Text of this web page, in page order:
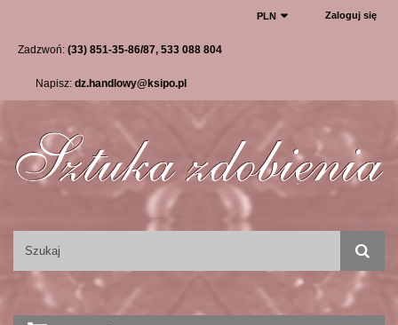
Zaloguj się
PLN
Zadzwoń: (33) 851-35-86/87, 533 088 804
Napisz: dz.handlowy@ksipo.pl